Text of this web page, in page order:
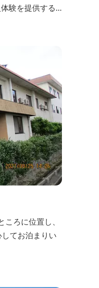
験を提供する
りに包まれ、
から始まりま
る当館は、ご
「ウエルカム
ろに位置し、
てお泊まりい